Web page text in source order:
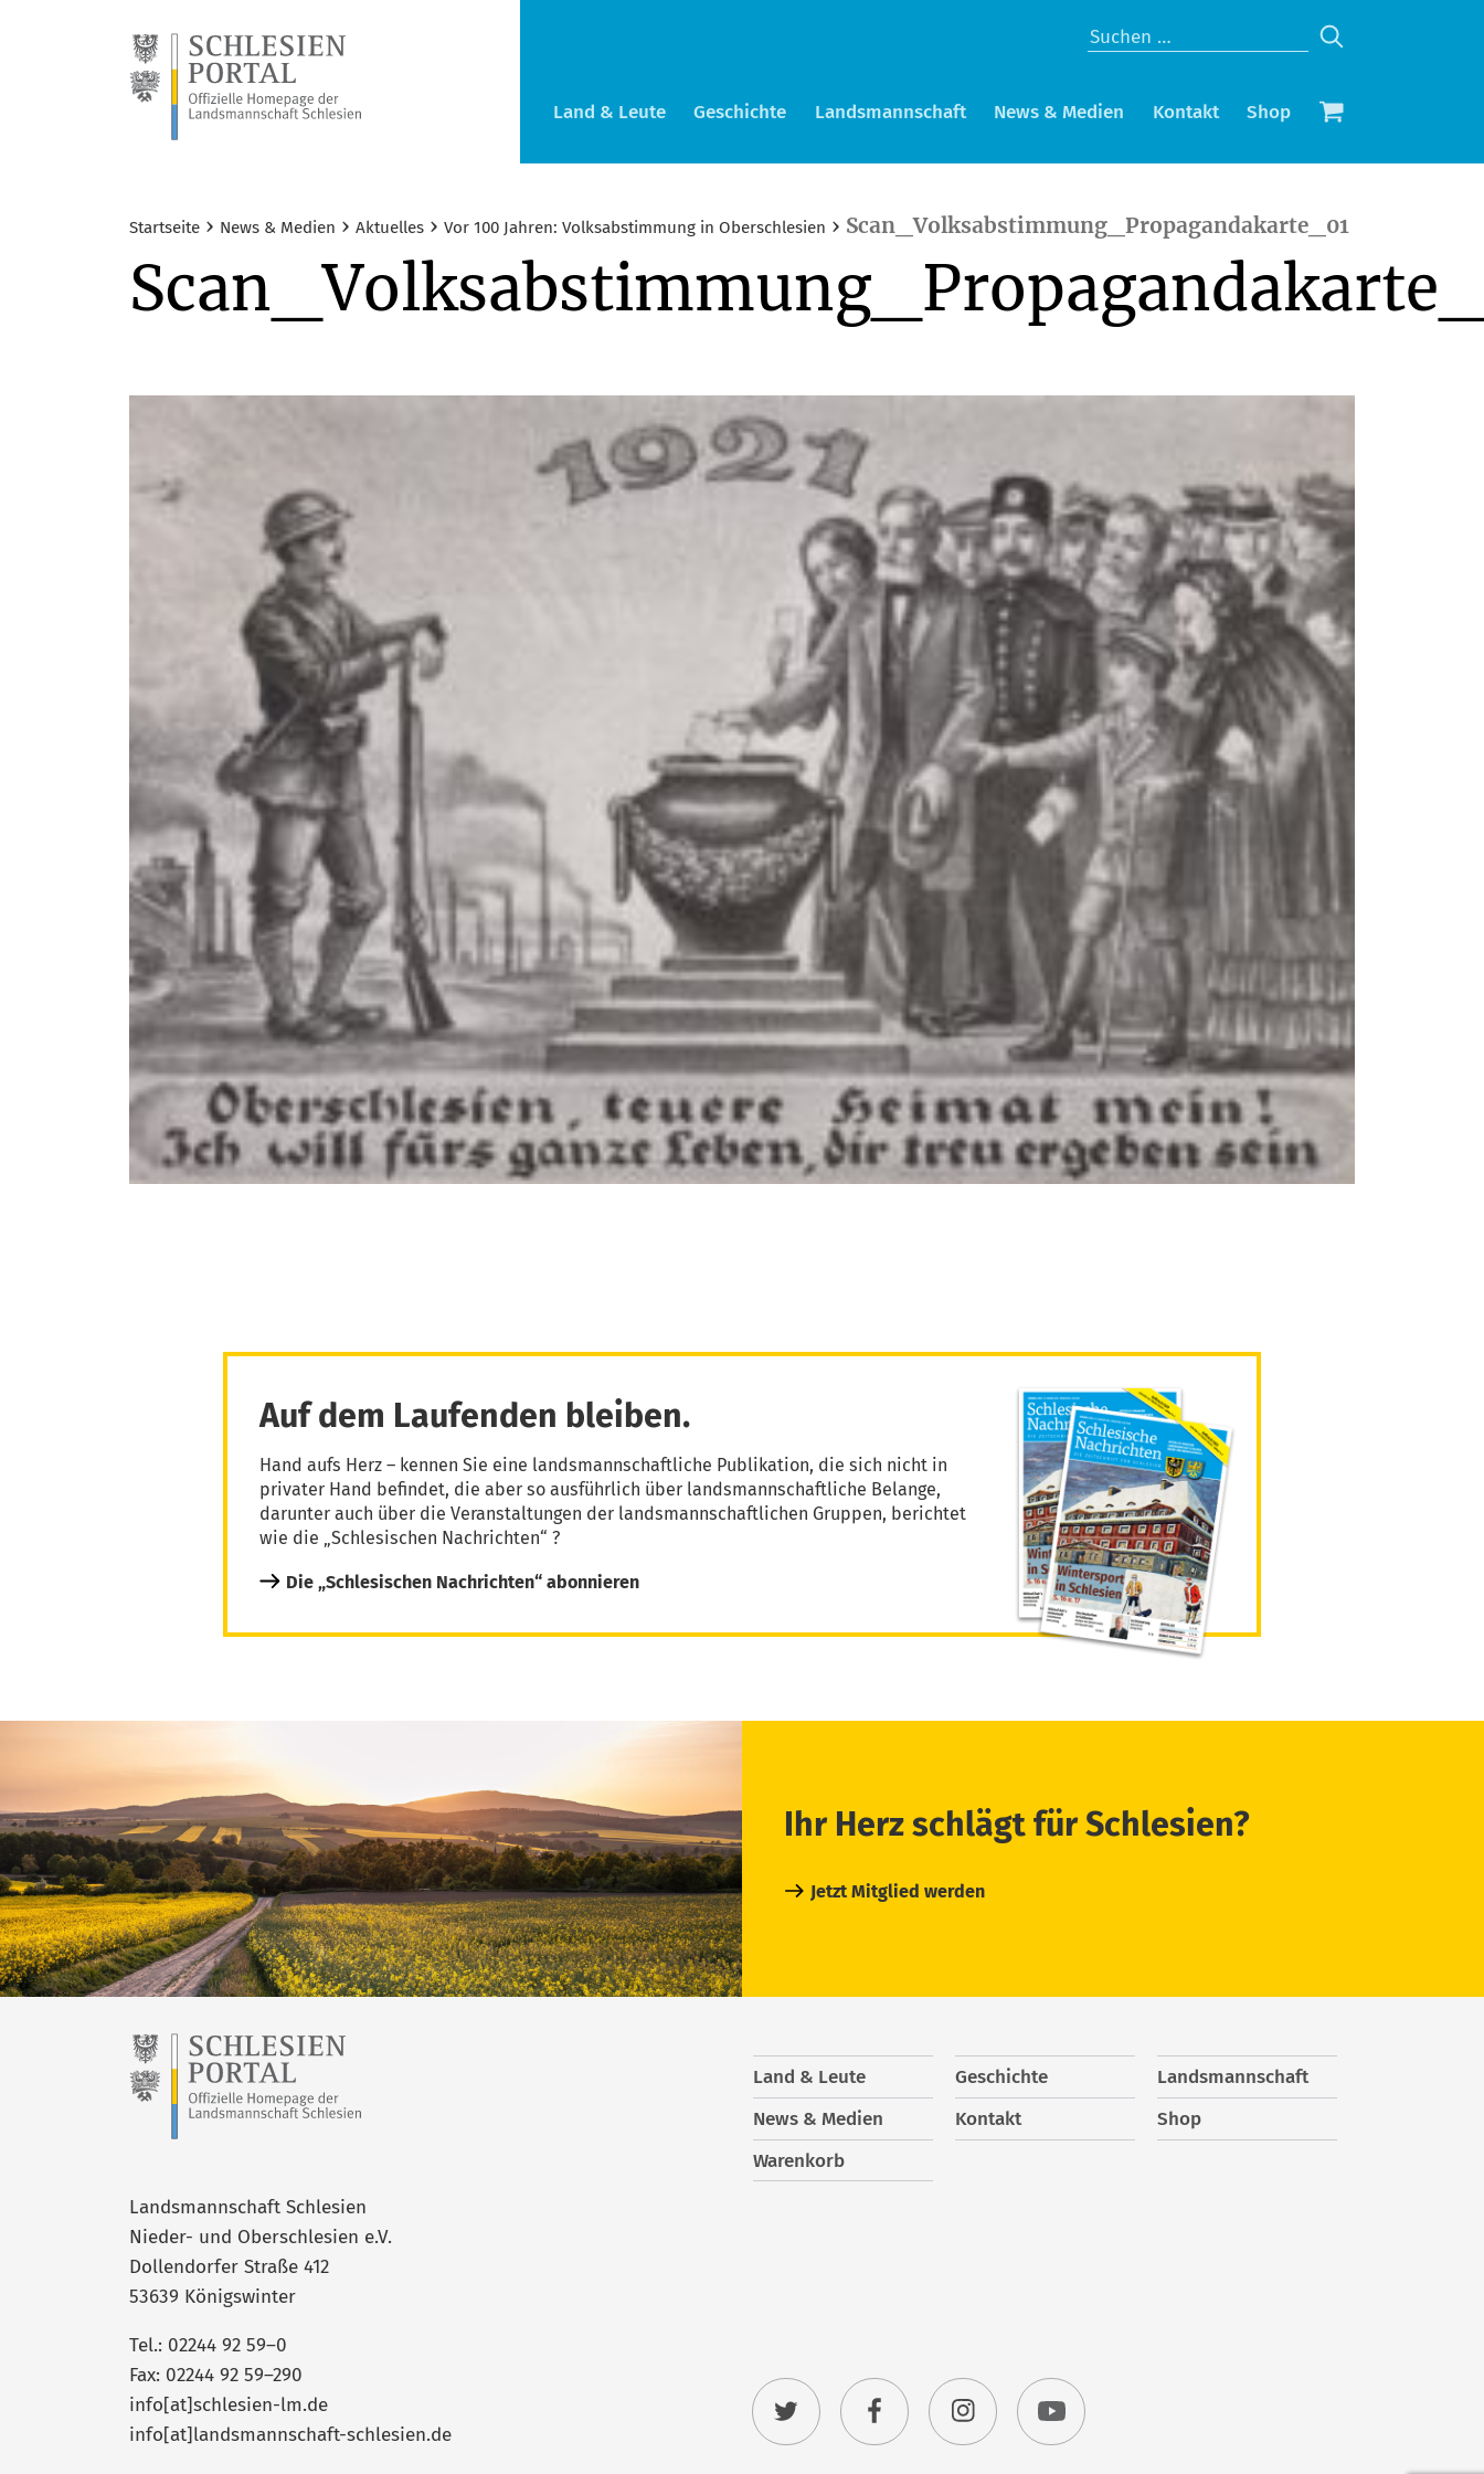
Land & Leute Geschichte Landsmannschaft News & Medien Kontakt Shop
Startseite › News & Medien › Aktuelles › Vor 100 Jahren: Volksabstimmung in Oberschlesien › Scan_Volksabstimmung_Propagandakarte_01
Auf dem Laufenden bleiben.
Hand aufs Herz – kennen Sie eine landsmannschaftliche Publikation, die sich nicht in
privater Hand befindet, die aber so ausführlich über landsmannschaftliche Belange,
darunter auch über die Veranstaltungen der landsmannschaftlichen Gruppen, berichtet
wie die „Schlesischen Nachrichten“ ?
Die „Schlesischen Nachrichten“ abonnieren
Ihr Herz schlägt für Schlesien?
Jetzt Mitglied werden
Landsmannschaft Schlesien
Nieder- und Oberschlesien e.V.
Dollendorfer Straße 412
53639 Königswinter
Tel.: 02244 92 59–0
Fax: 02244 92 59–290
info[at]schlesien-lm.de
info[at]landsmannschaft-schlesien.de
Land & Leute Geschichte
Landsmannschaft
News & Medien
Kontakt
Shop
Warenkorb